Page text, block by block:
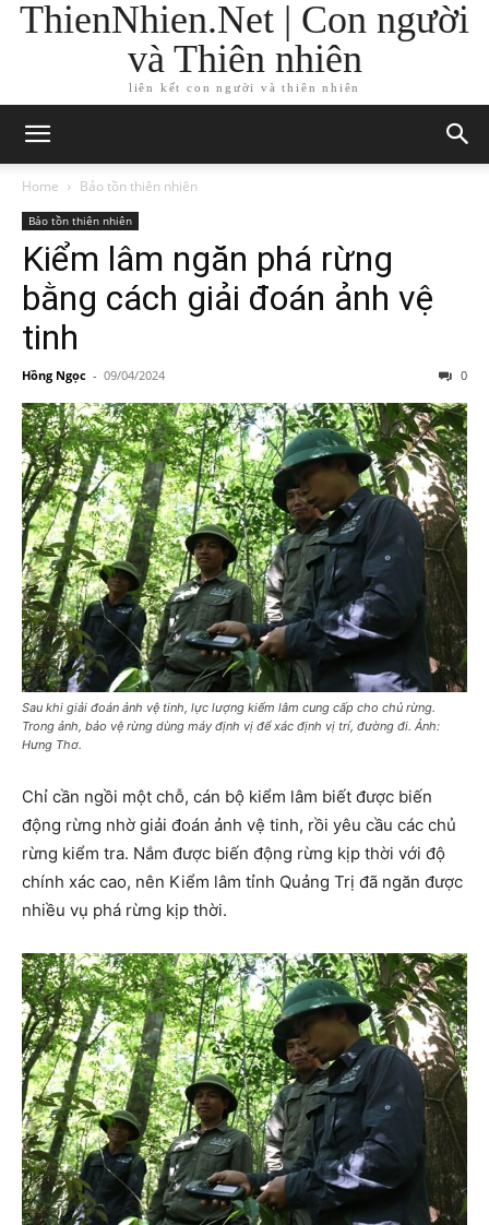
ThienNhien.Net | Con người
và Thiên nhiên
liên kết con người và thiên nhiên
Home Bảo tồn thiên nhiên
Bảo tồn thiên nhiên
Kiểm lâm ngăn phá rừng
bằng cách giải đoán ảnh vệ
tinh
Hồng Ngọc - 09/04/2024 0
Sau khi giải đoán ảnh vệ tinh, lực lượng kiểm lâm cung cấp cho chủ rừng.
Trong ảnh, bảo vệ rừng dùng máy định vị để xác định vị trí, đường đi. Ảnh:
Hưng Thơ.
Chỉ cần ngồi một chỗ, cán bộ kiểm lâm biết được biến
động rừng nhờ giải đoán ảnh vệ tinh, rồi yêu cầu các chủ
rừng kiểm tra. Nắm được biến động rừng kịp thời với độ
chính xác cao, nên Kiểm lâm tỉnh Quảng Trị đã ngăn được
nhiều vụ phá rừng kịp thời.